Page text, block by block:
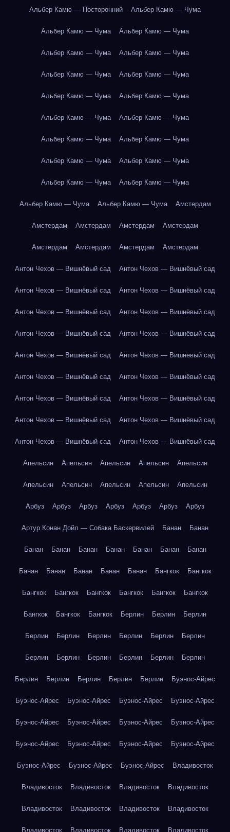
Альбер Камю — Посторонний Альбер Камю — Чума
Альбер Камю — Чума Альбер Камю — Чума
Альбер Камю — Чума Альбер Камю — Чума
Альбер Камю — Чума Альбер Камю — Чума
Альбер Камю — Чума Альбер Камю — Чума
Альбер Камю — Чума Альбер Камю — Чума
Альбер Камю — Чума Альбер Камю — Чума
Альбер Камю — Чума Альбер Камю — Чума
Альбер Камю — Чума Альбер Камю — Чума
Альбер Камю — Чума Альбер Камю — Чума Амстердам
Амстердам Амстердам Амстердам Амстердам
Амстердам Амстердам Амстердам Амстердам
Антон Чехов — Вишнёвый сад Антон Чехов — Вишнёвый сад
Антон Чехов — Вишнёвый сад Антон Чехов — Вишнёвый сад
Антон Чехов — Вишнёвый сад Антон Чехов — Вишнёвый сад
Антон Чехов — Вишнёвый сад Антон Чехов — Вишнёвый сад
Антон Чехов — Вишнёвый сад Антон Чехов — Вишнёвый сад
Антон Чехов — Вишнёвый сад Антон Чехов — Вишнёвый сад
Антон Чехов — Вишнёвый сад Антон Чехов — Вишнёвый сад
Антон Чехов — Вишнёвый сад Антон Чехов — Вишнёвый сад
Антон Чехов — Вишнёвый сад Антон Чехов — Вишнёвый сад
Апельсин Апельсин Апельсин Апельсин Апельсин
Апельсин Апельсин Апельсин Апельсин Апельсин
Арбуз Арбуз Арбуз Арбуз Арбуз Арбуз Арбуз
Артур Конан Дойл — Собака Баскервилей Банан Банан
Банан Банан Банан Банан Банан Банан Банан
Банан Банан Банан Банан Банан Бангкок Бангкок
Бангкок Бангкок Бангкок Бангкок Бангкок Бангкок
Бангкок Бангкок Бангкок Берлин Берлин Берлин
Берлин Берлин Берлин Берлин Берлин Берлин
Берлин Берлин Берлин Берлин Берлин Берлин
Берлин Берлин Берлин Берлин Берлин Буэнос-Айрес
Буэнос-Айрес Буэнос-Айрес Буэнос-Айрес Буэнос-Айрес
Буэнос-Айрес Буэнос-Айрес Буэнос-Айрес Буэнос-Айрес
Буэнос-Айрес Буэнос-Айрес Буэнос-Айрес Буэнос-Айрес
Буэнос-Айрес Буэнос-Айрес Буэнос-Айрес Владивосток
Владивосток Владивосток Владивосток Владивосток
Владивосток Владивосток Владивосток Владивосток
Владивосток Владивосток Владивосток Владивосток